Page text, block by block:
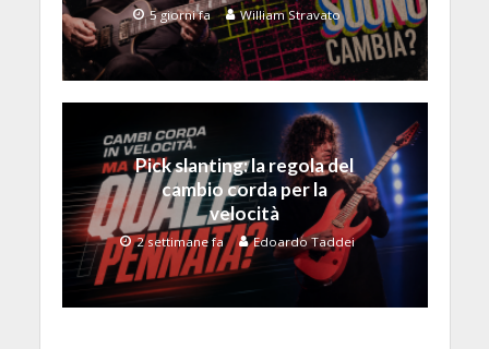
5 giorni fa William Stravato
Pick slanting: la regola del
cambio corda per la
velocità
2 settimane fa Edoardo Taddei